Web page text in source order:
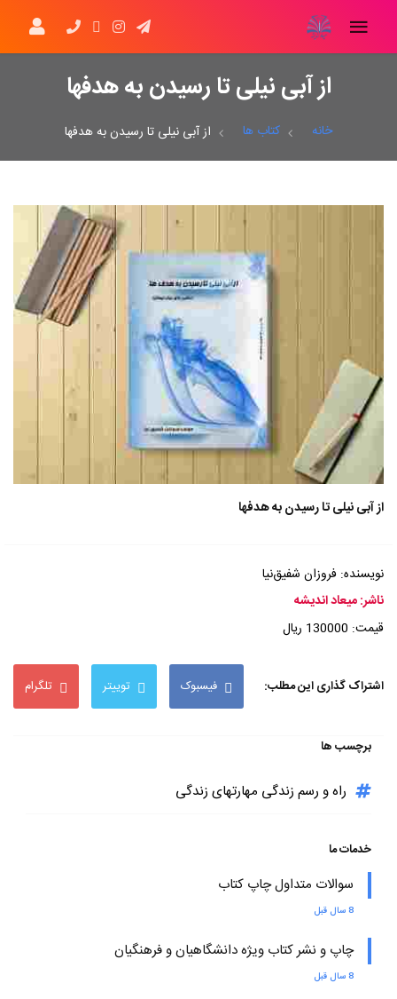
از آبی نیلی تا رسیدن به هدفها
خانه کتاب ها از آبی نیلی تا رسیدن به هدفها
از آبی نیلی تا رسیدن به هدفها
نویسنده: فروزان شفیق‌نیا
ناشر: میعاد اندیشه
قیمت: 130000 ریال
اشتراک گذاری این مطلب: فیسبوک توییتر تلگرام
برچسب ها
راه و رسم زندگی مهارتهای زندگی
خدمات ما
سوالات متداول چاپ کتاب
8 سال قبل
چاپ و نشر کتاب ویژه دانشگاهیان و فرهنگیان
8 سال قبل